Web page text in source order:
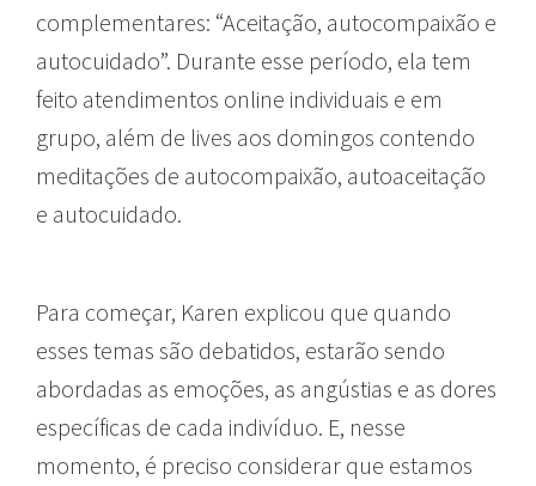
complementares: “Aceitação, autocompaixão e
autocuidado”. Durante esse período, ela tem
feito atendimentos online individuais e em
grupo, além de lives aos domingos contendo
meditações de autocompaixão, autoaceitação
e autocuidado.
Para começar, Karen explicou que quando
esses temas são debatidos, estarão sendo
abordadas as emoções, as angústias e as dores
específicas de cada indivíduo. E, nesse
momento, é preciso considerar que estamos